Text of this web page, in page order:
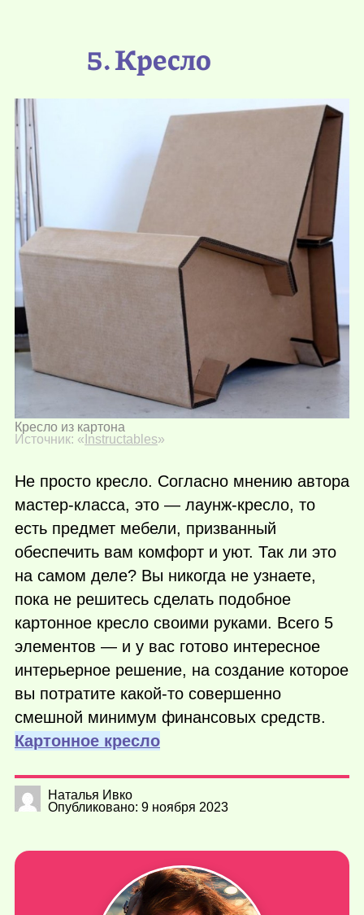
5. Кресло
Кресло из картона
Источник: « Instructables»
Не просто кресло. Согласно мнению автора
мастер-класса, это — лаунж-кресло, то
есть предмет мебели, призванный
обеспечить вам комфорт и уют. Так ли это
на самом деле? Вы никогда не узнаете,
пока не решитесь сделать подобное
картонное кресло своими руками. Всего 5
элементов — и у вас готово интересное
интерьерное решение, на создание которое
вы потратите какой-то совершенно
смешной минимум финансовых средств.
Картонное кресло
Наталья Ивко
Опубликовано: 9 ноября 2023